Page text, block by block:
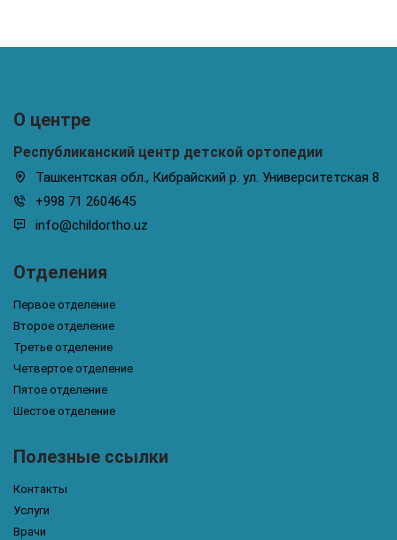
О центре
Республиканский центр детской ортопедии
Ташкентская обл., Кибрайский р. ул. Университетская 8
+998 71 2604645
info@childortho.uz
Отделения
Первое отделение
Второе отделение
Третье отделение
Четвертое отделение
Пятое отделение
Шестое отделение
Полезные ссылки
Контакты
Услуги
Врачи